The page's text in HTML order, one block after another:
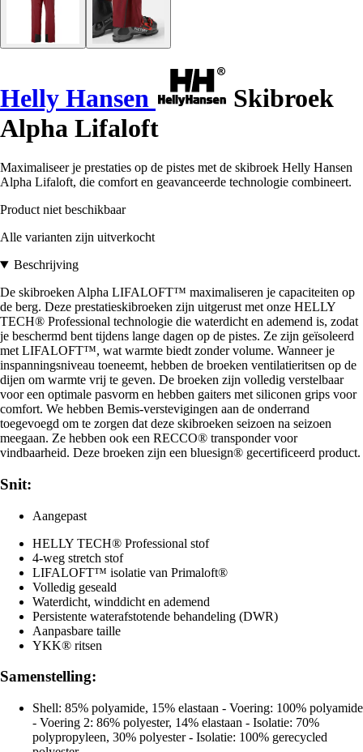
Helly Hansen
Skibroek
Alpha Lifaloft
Maximaliseer je prestaties op de pistes met de skibroek Helly Hansen
Alpha Lifaloft, die comfort en geavanceerde technologie combineert.
Product niet beschikbaar
Alle varianten zijn uitverkocht
Beschrijving
De skibroeken Alpha LIFALOFT™ maximaliseren je capaciteiten op
de berg. Deze prestatieskibroeken zijn uitgerust met onze HELLY
TECH® Professional technologie die waterdicht en ademend is, zodat
je beschermd bent tijdens lange dagen op de pistes. Ze zijn geïsoleerd
met LIFALOFT™, wat warmte biedt zonder volume. Wanneer je
inspanningsniveau toeneemt, hebben de broeken ventilatieritsen op de
dijen om warmte vrij te geven. De broeken zijn volledig verstelbaar
voor een optimale pasvorm en hebben gaiters met siliconen grips voor
comfort. We hebben Bemis-verstevigingen aan de onderrand
toegevoegd om te zorgen dat deze skibroeken seizoen na seizoen
meegaan. Ze hebben ook een RECCO® transponder voor
vindbaarheid. Deze broeken zijn een bluesign® gecertificeerd product.
Snit:
Aangepast
HELLY TECH® Professional stof
4-weg stretch stof
LIFALOFT™ isolatie van Primaloft®
Volledig geseald
Waterdicht, winddicht en ademend
Persistente waterafstotende behandeling (DWR)
Aanpasbare taille
YKK® ritsen
Samenstelling:
Shell: 85% polyamide, 15% elastaan - Voering: 100% polyamide
- Voering 2: 86% polyester, 14% elastaan - Isolatie: 70%
polypropyleen, 30% polyester - Isolatie: 100% gerecycled